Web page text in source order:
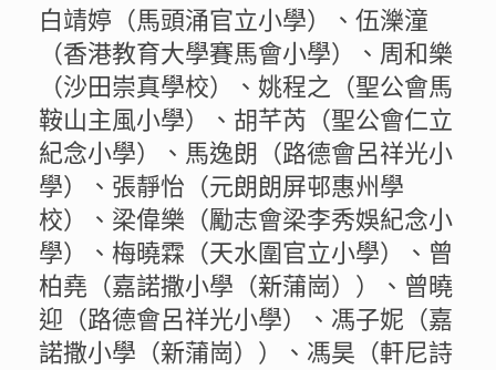
白靖婷（馬頭涌官立小學）、伍濼潼
（香港教育大學賽馬會小學）、周和樂
（沙田崇真學校）、姚程之（聖公會馬
鞍山主風小學）、胡芊芮（聖公會仁立
紀念小學）、馬逸朗（路德會呂祥光小
學）、張靜怡（元朗朗屏邨惠州學
校）、梁偉樂（勵志會梁李秀娛紀念小
學）、梅曉霖（天水圍官立小學）、曾
柏堯（嘉諾撒小學（新蒲崗））、曾曉
迎（路德會呂祥光小學）、馮子妮（嘉
諾撒小學（新蒲崗））、馮昊（軒尼詩